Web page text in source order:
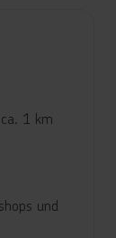
1 km
und